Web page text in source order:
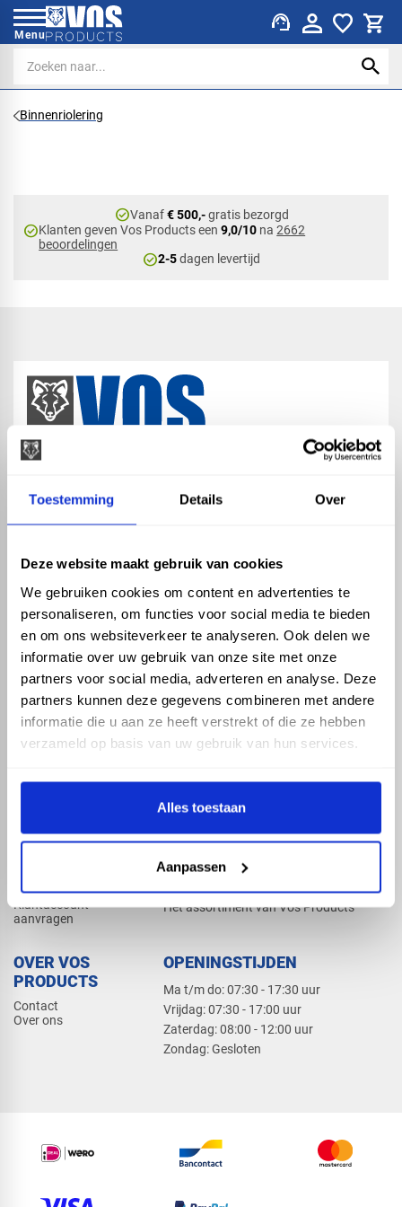
Toestemming Details Over
Deze website maakt gebruik van cookies
We gebruiken cookies om content en advertenties te
personaliseren, om functies voor social media te bieden
en om ons websiteverkeer te analyseren. Ook delen we
informatie over uw gebruik van onze site met onze
partners voor social media, adverteren en analyse. Deze
partners kunnen deze gegevens combineren met andere
informatie die u aan ze heeft verstrekt of die ze hebben
verzameld op basis van uw gebruik van hun services.
Alles toestaan
Aanpassen
Menu support_agent
Binnenriolering
check_circleVanaf€ 500,-gratis bezorgd
check_circleKlanten geven Vos Products een9,0/10 na2662
beoordelingen
check_circle2-5dagen levertijd
ASSORTIMENT
Hemelwaterafvoer
Drukleiding
Beregening
Dak en gevel
KENNIS EN HULP
Klantenservice
Kennisbank
Klantaccount
aanvragen
PRODUCTCATALOGUS 2026
Het assortiment van Vos Products
OVER VOS
PRODUCTS
Contact
Over ons
OPENINGSTIJDEN
Ma t/m do: 07:30 - 17:30 uur
​Vrijdag: 07:30 - 17:00 uur
​Zaterdag: 08:00 - 12:00 uur
​Zondag: Gesloten
phone_enabled +31 416 75 02 55
mail info@vosproducts.nl
check_circleDé bouwmarkt van Altena
check_circle Direct uit grote voorraad geleverd met eigen transport
check_circleLevering in NL en BE